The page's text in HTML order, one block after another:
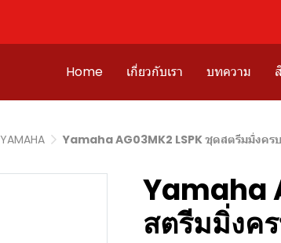
Home เกี่ยวกับเรา บทความ
YAMAHA Yamaha AG03MK2 LSPK ชุดสตรีมมิ่งค
Yamaha
สตรีมมิ่งค